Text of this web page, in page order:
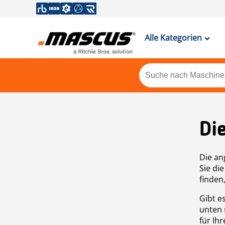
Alle Kategorien
Die
Sie
Gibt
unten
für